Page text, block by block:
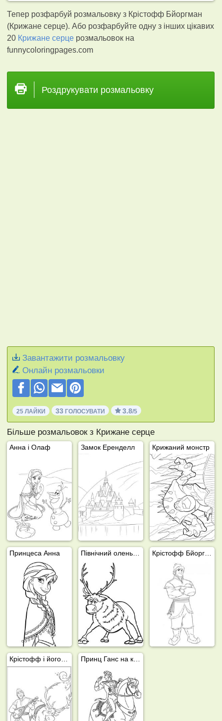
Тепер розфарбуй розмальовку з Крістофф Бйоргман
(Крижане серце). Або розфарбуйте одну з інших цікавих
20 Крижане серце розмальовок на
funnycoloringpages.com
Роздрукувати розмальовку
Завантажити розмальовку
Онлайн розмальовки
25 ЛАЙКИ 33 ГОЛОСУВАТИ 3.8/5
Більше розмальовок з Крижане серце
Анна і Олаф Замок Еренделл Крижаний монстр
Принцеса Анна